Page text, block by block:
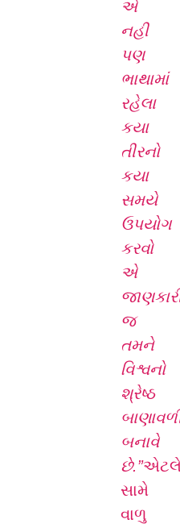
એ
નહી
પણ
ભાથામાં
રહેલા
કયા
તીરનો
કયા
સમયે
ઉપયોગ
કરવો
એ
જ
તમને
વિશ્વનો
શ્રેષ્ઠ
બનાવે
છે.”
સામે
વાળુ